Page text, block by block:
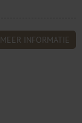
MEER INFORMATIE